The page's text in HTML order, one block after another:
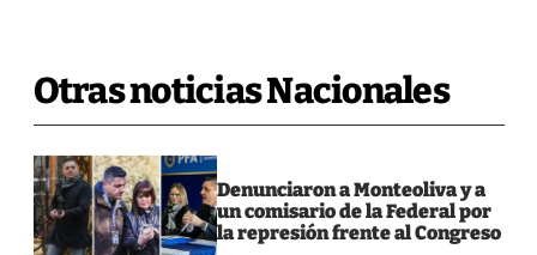
Otras noticias Nacionales
Denunciaron a Monteoliva y a
un comisario de la Federal por
la represión frente al Congreso